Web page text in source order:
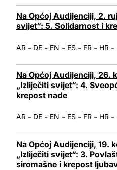
Na Općoj Audijenciji, 2.
svijet“: 5. Solidarnost i
AR - DE - EN - ES - FR - HR -
Na Općoj Audijenciji, 26.
„Izliječiti svijet“: 4.
krepost nade
AR - DE - EN - ES - FR - HR -
Na Općoj Audijenciji, 19.
„Izliječiti svijet“: 3.
siromašne i krepost